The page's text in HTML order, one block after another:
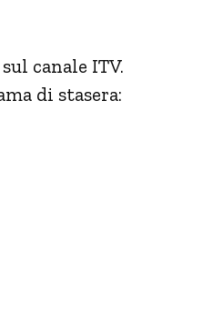
canale ITV.
di stasera: